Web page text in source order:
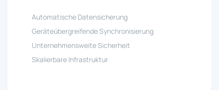
Automatische Datensicherung
Geräteübergreifende Synchronisierung
Unternehmensweite Sicherheit
Skalierbare Infrastruktur